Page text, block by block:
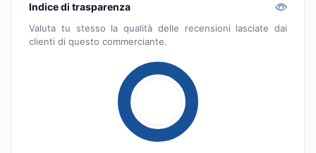
Indice di trasparenza
Valuta tu stesso la qualità delle recensioni lasciate dai
clienti di questo commerciante.